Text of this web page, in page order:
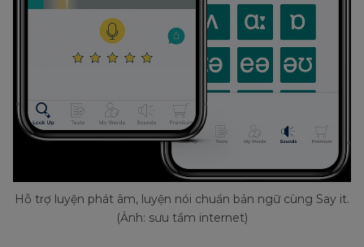
Hỗ trợ luyện phát âm, luyện nói chuẩn bản ngữ cùng Say it.
(Ảnh: sưu tầm internet)